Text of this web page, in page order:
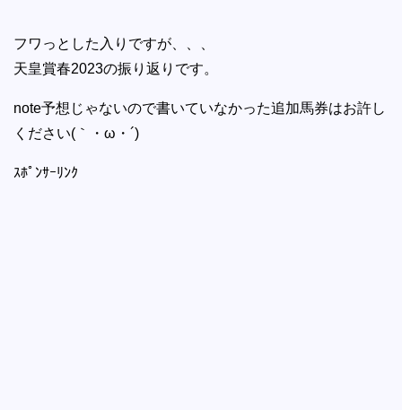
フワっとした入りですが、、、
天皇賞春2023の振り返りです。
note予想じゃないので書いていなかった追加馬券はお許し
ください(｀・ω・´)
ｽﾎﾟﾝｻｰﾘﾝｸ